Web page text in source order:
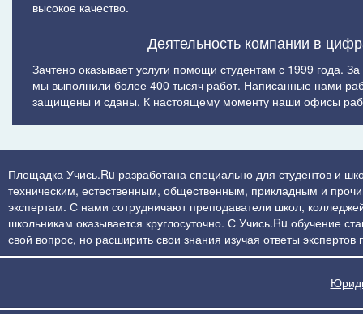
высокое качество.
Деятельность компании в
Зачтено оказывает услуги помощи студентам с 1999 года.
мы выполнили более 400 тысяч работ. Написанные нами
защищены и сданы. К настоящему моменту наши офисы
Площадка Учись.Ru разработана специально для студентов и
техническим, естественным, общественным, прикладным и
экспертам. С нами сотрудничают преподаватели школ,
школьникам оказывается круглосуточно. С Учись.Ru обучение
свой вопрос, но расширить свои знания изучая ответы